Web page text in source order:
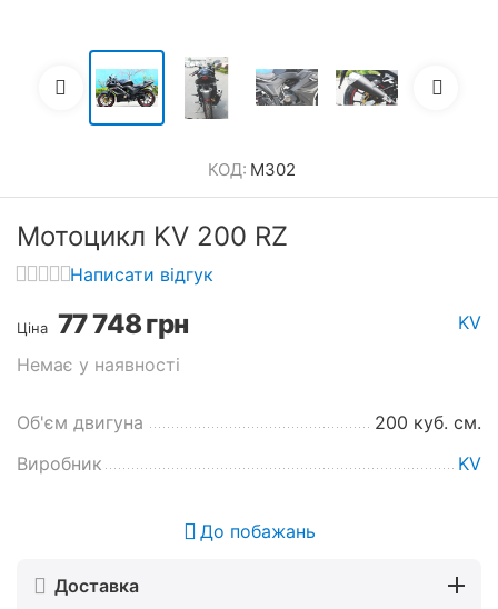
КОД: M302
Мотоцикл KV 200 RZ
Написати відгук
Ціна 77 748грн
Немає у наявності
KV
Об'єм двигуна
200 куб. см.
Виробник
KV
До побажань
Доставка